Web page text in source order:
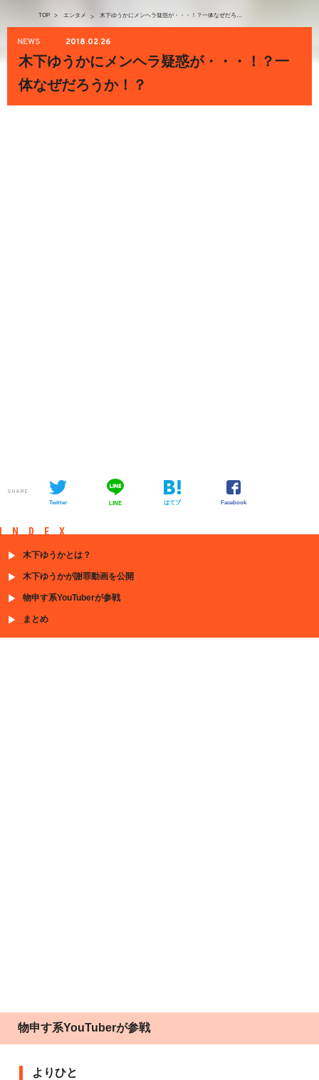
TOP > エンタメ > 木下ゆうかにメンヘラ疑惑が・・・！？一体なぜだろうか！？
NEWS 2018.02.26
木下ゆうかにメンヘラ疑惑が・・・！？一
体なぜだろうか！？
SHARE
Twitter LINE はてブ Facebook
INDEX
木下ゆうかとは？
木下ゆうかが謝罪動画を公開
物申す系YouTuberが参戦
まとめ
物申す系YouTuberが参戦
よりひと